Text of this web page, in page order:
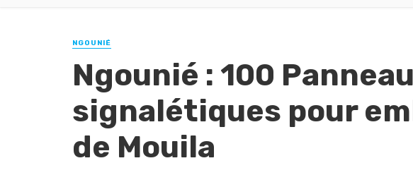
NGOUNIÉ
Ngounié : 100
signalétiques pour
de Mouila